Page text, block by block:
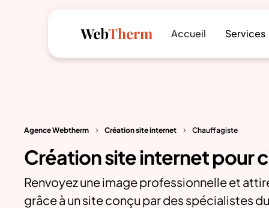
Accueil Services
Agence Webtherm Création site internet Chauffagiste
Création site internet pour
Renvoyez une image professionnelle et
grâce à un site conçu par des spécialistes